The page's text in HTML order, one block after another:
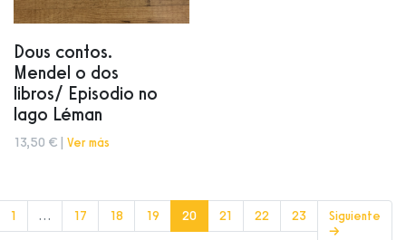
Dous contos.
Mendel o dos
libros/ Episodio no
lago Léman
13,50 € | Ver más
1 … 17 18 19 20(current)
21 22 23
Siguiente
→